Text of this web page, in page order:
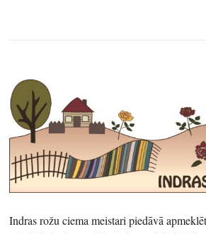
Indras rožu ciema meistari piedāvā